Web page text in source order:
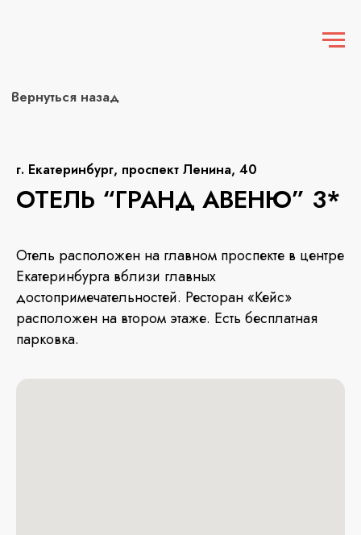
г. Екатеринбург, проспект Ленина, 40
ОТЕЛЬ “ГРАНД АВЕНЮ” 3*
Отель расположен на главном проспекте в центре
Екатеринбурга вблизи главных
достопримечательностей. Ресторан «Кейс»
расположен на втором этаже. Есть бесплатная
парковка.